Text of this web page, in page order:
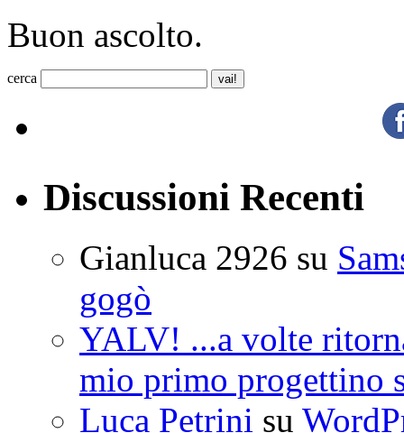
Buon ascolto.
cerca
Discussioni Recenti
Gianluca 2926 su
gogò
YALV! ...a volte
mio primo progettino
Luca Petrini su